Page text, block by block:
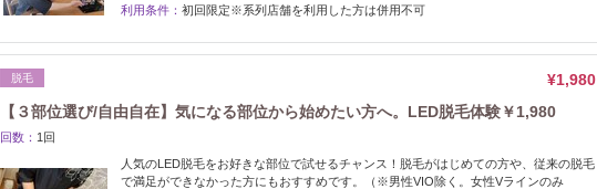
利用条件： 初回限定※系列店舗を利用した方は併用不可
脱毛
¥1,980
【３部位選び/自由自在】気になる部位から始めたい方へ。LED脱毛体験￥1,980
回数： 1回
人気のLED脱毛をお好きな部位で試せるチャンス！脱毛がはじめての方や、従来の脱毛
で満足ができなかった方にもおすすめです。（※男性VIO除く。女性Vラインのみ